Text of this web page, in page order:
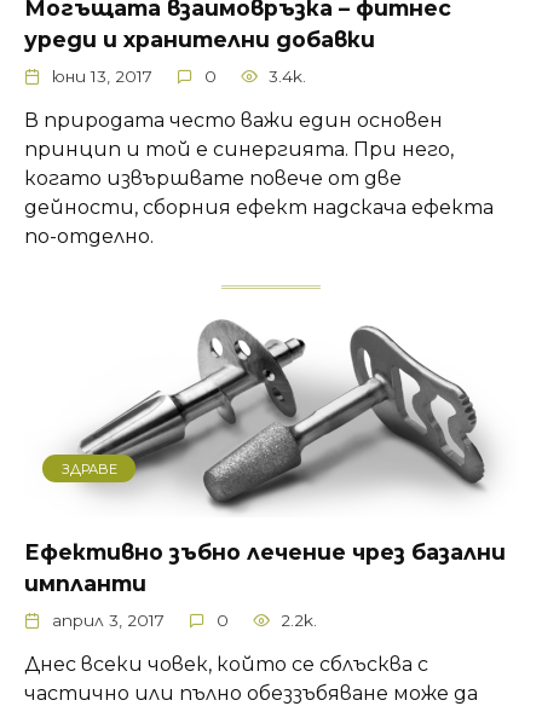
Могъщата взаимовръзка – фитнес
уреди и хранителни добавки
юни 13, 2017 0 3.4k.
В природата често важи един основен
принцип и той е синергията. При него,
когато извършвате повече от две
дейности, сборния ефект надскача ефекта
по-отделно.
ЗДРАВЕ
Ефективно зъбно лечение чрез базални
импланти
април 3, 2017 0 2.2k.
Днес всеки човек, който се сблъсква с
частично или пълно обеззъбяване може да